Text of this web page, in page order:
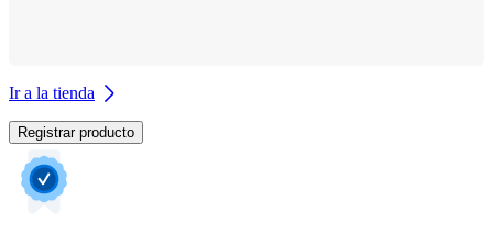
Ir a la tienda
Registrar producto